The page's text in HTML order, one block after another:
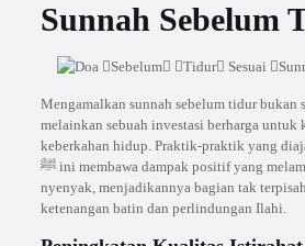
Sunnah Sebelum
Mengamalkan sunnah sebelum tidur bukan
melainkan sebuah investasi berharga untuk
keberkahan hidup. Praktik-praktik yang
ﷺ ini membawa dampak positif yang melampaui sekadar tidur
nyenyak, menjadikannya bagian tak
ketenangan batin dan perlindungan Ilahi.